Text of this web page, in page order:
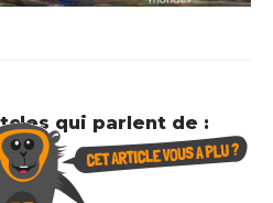
qui parlent de :